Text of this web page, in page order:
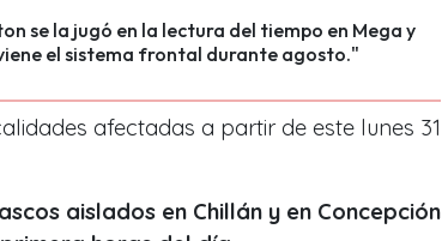
se la jugó en la lectura del tiempo en Mega y
el sistema frontal durante agosto."
afectadas a partir de este lunes 31
aislados en Chillán y en Concepción